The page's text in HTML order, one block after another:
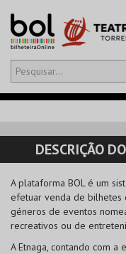
Olá,iniciar sessão
CARRINHO
EVENTOS
CARTÕES
PRODUTOS
DESCRIÇÃO
A plataforma BOL é um
efetuar venda de
géneros de eventos
recreativos ou de
A Etnaga, contando com